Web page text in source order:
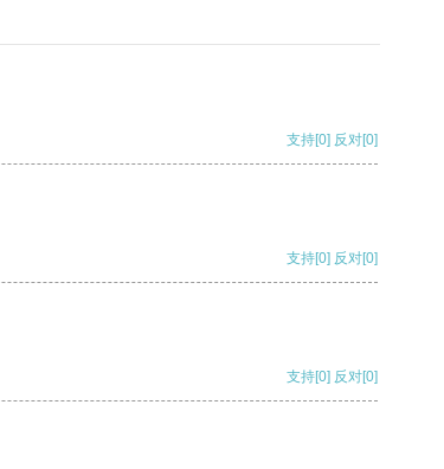
支持[0] 反对[0]
支持[0] 反对[0]
支持[0] 反对[0]